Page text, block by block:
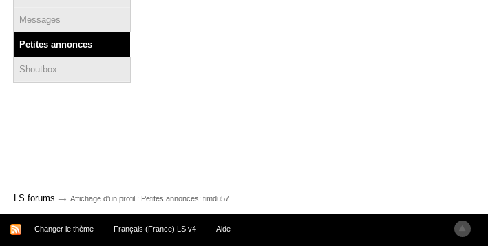
Messages
Petites annonces
Shoutbox
LS forums → Affichage d'un profil : Petites annonces: timdu57
Changer le thème Français (France) LS v4 Aide